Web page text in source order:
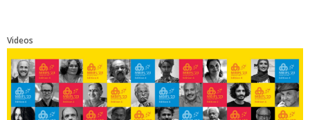
Videos